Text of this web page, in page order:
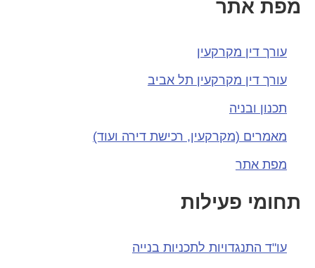
מפת אתר
עורך דין מקרקעין
עורך דין מקרקעין תל אביב
תכנון ובניה
מאמרים (מקרקעין, רכישת דירה ועוד)
מפת אתר
תחומי פעילות
עו"ד התנגדויות לתכניות בנייה